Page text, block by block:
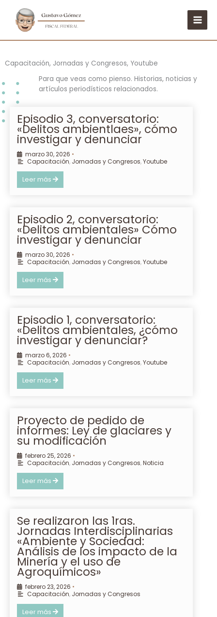
contenido
Capacitación, Jornadas y Congresos, Youtube
Para que veas como pienso. Historias, noticias y
artículos periodísticos relacionados.
Episodio 3, conversatorio:
«Delitos ambientlaes», cómo
investigar y denunciar
marzo 30, 2026 •
Capacitación, Jornadas y Congresos,Youtube
Leer más
Episodio 2, conversatorio:
«Delitos ambientales» Cómo
investigar y denunciar
marzo 30, 2026 •
Capacitación, Jornadas y Congresos,Youtube
Leer más
Episodio 1, conversatorio:
«Delitos ambientales, ¿cómo
investigar y denunciar?
marzo 6, 2026 •
Capacitación, Jornadas y Congresos,Youtube
Leer más
Proyecto de pedido de
informes: Ley de glaciares y
su modificación
febrero 25, 2026 •
Capacitación, Jornadas y Congresos,Noticia
Leer más
Se realizaron las 1ras.
Jornadas Interdisciplinarias
«Ambiente y Sociedad:
Análisis de los impacto de la
Minería y el uso de
Agroquímicos»
febrero 23, 2026 •
Capacitación, Jornadas y Congresos
Leer más